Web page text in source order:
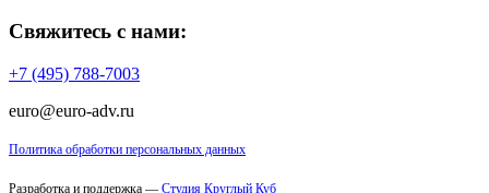
Свяжитесь с нами:
+7 (495) 788-7003
euro@euro-adv.ru
Политика обработки персональных данных
Разработка и поддержка — Студия Круглый Куб